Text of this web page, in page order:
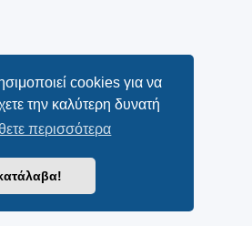
cookies για να
την καλύτερη δυνατή
περισσότερα